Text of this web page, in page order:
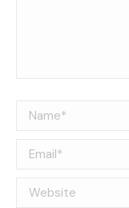
Name *
Email *
Website